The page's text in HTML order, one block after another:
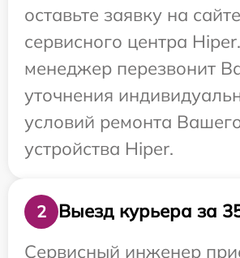
оставьте заявку на сайте
сервисного центра
менеджер перезвонит
уточнения
условий ремонта
устройства Hiper.
2
Выезд курьера за
Сервисный инженер